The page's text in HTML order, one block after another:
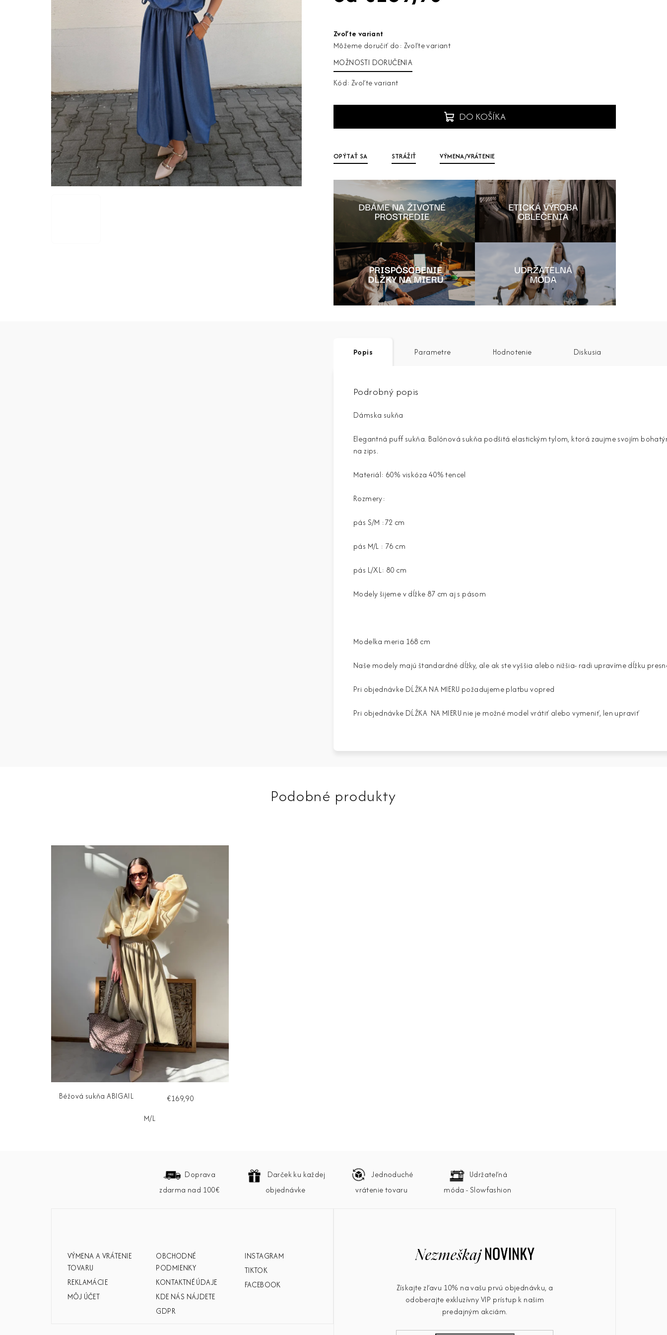
cena:
Zvoľte variant
Môžeme doručiť do: Zvoľte variant
MOŽNOSTI DORUČENIA
Kód: Zvoľte variant
DO KOŠÍKA
OPÝTAŤ SA STRÁŽIŤ VÝMENA/VRÁTENIE
Popis Parametre Hodnotenie Diskusia
Podrobný popis
Dámska sukňa
Elegantná puff sukňa. Balónová sukňa podšitá elastickým tylom, ktorá zaujme svojím
na zips.
Materiál: 60% viskóza 40% tencel
Rozmery:
pás S/M :72 cm
pás M/L : 76 cm
pás L/XL: 80 cm
Modely šijeme v dĺžke 87 cm aj s pásom
Modelka meria 168 cm
Naše modely majú štandardné dĺžky, ale ak ste vyššia alebo nižšia- radi upravíme dĺžku
Pri objednávke DĹŽKA NA MIERU požadujeme platbu vopred
Pri objednávke DĹŽKA NA MIERU nie je možné model vrátiť alebo vymeniť, len upraviť
Podobné produkty
Béžová sukňa ABIGAIL
€169,90
M/L
Doprava
zdarma nad 100€
Darček ku každej
objednávke
Jednoduché
vrátenie tovaru
Udržateľná
móda - Slowfashion
VÝMENA A VRÁTENIE
TOVARU
REKLAMÁCIE
MÔJ ÚČET
OBCHODNÉ
PODMIENKY
KONTAKTNÉ ÚDAJE
KDE NÁS NÁJDETE
GDPR
INSTAGRAM
TIKTOK
FACEBOOK
Získajte zľavu 10% na vašu prvú objednávku, a
odoberajte exkluzívny VIP prístup k našim
predajným akciám.